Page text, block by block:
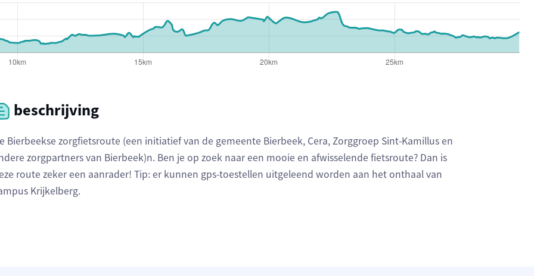
beschrijving
Bierbeekse zorgfietsroute (een initiatief van de gemeente Bierbeek, Cera, Zorggroep Sint-Kamillus en
zorgpartners van Bierbeek)n. Ben je op zoek naar een mooie en afwisselende fietsroute? Dan is
route zeker een aanrader! Tip: er kunnen gps-toestellen uitgeleend worden aan het onthaal van
Krijkelberg.